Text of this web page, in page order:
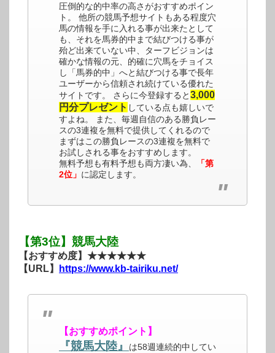
圧倒的な的中率の高さがおすすめポイン
ト。 他所の競馬予想サイトもある程度穴
馬の情報を手に入れる事が出来たとして
も、それを馬券的中まで結びつける事が
殆ど出来ていない中、ターフビジョンは
確かな情報の元、的確に穴馬をチョイス
し「馬券的中」へと結びつける事で長年
ユーザーから信頼され続けている優れた
サイトです。 さらに今登録すると3,000
円分プレゼント している点も嬉しいで
すよね。 また、毎週自信のある勝負レー
スの3連複を無料で提供してくれるので
まずはこの勝負レースの3連複を無料で
お試しされる事をおすすめします。
無料予想も有料予想も両方凄い為、
「第
2位」 に認定します。
【第3位】競馬大陸
【おすすめ度】★★★★★★
【URL】
https://www.kb-tairiku.net/
【おすすめポイント】
『競馬大陸』
は58週連続的中してい